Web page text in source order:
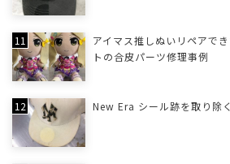
アイマス推しぬいリペアで
トの合皮パーツ修理事例
New Era シール跡を取り除